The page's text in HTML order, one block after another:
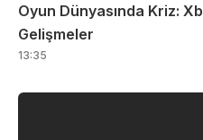
Oyun Dünyasında Kriz:
Gelişmeler
13:35